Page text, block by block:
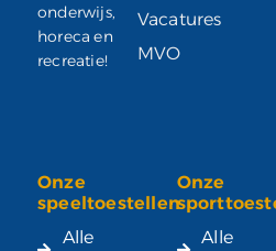
onderwijs,
horeca en
recreatie!
Vacatures
MVO
Onze
speeltoestellen
Alle
Onze
Alle